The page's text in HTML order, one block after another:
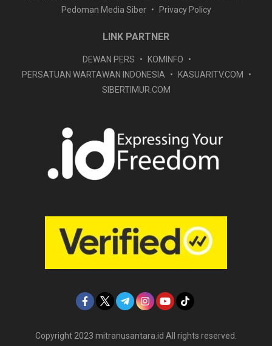
Pedoman Media Siber
Privacy Policy
LINK PARTNER
DEWAN PERS
KOMINFO
PERSATUAN WARTAWAN INDONESIA
KASUARITV.COM
SIBERTIMUR.COM
Copyright 2023 mitranusantara.id All rights reserved.